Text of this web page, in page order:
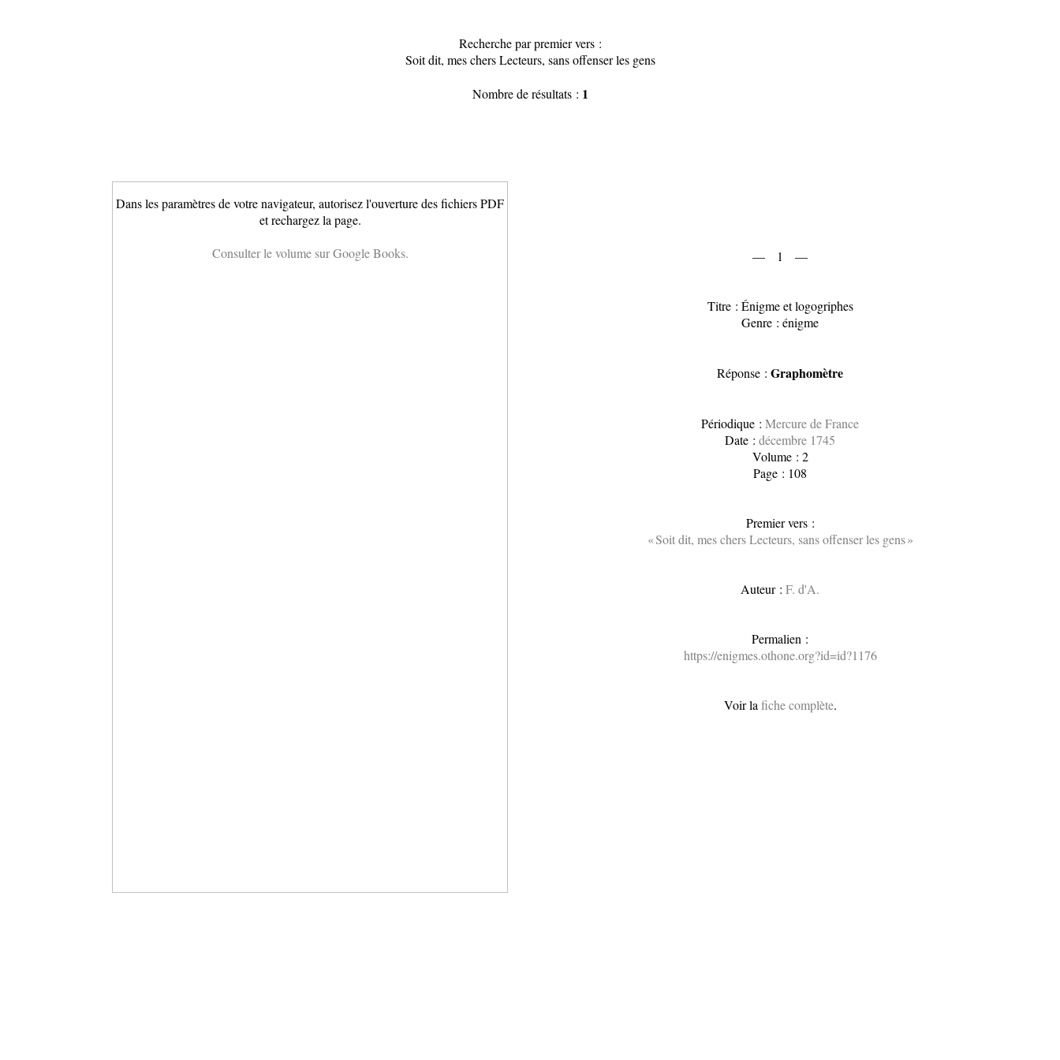
Recherche par premier vers :
Soit dit, mes chers Lecteurs, sans offenser les gens
Nombre de résultats : 1
Dans les paramètres de votre navigateur, autorisez l'ouverture des fichiers PDF
et rechargez la page.
Consulter le volume sur Google Books.
— 1 —
Titre : Énigme et logogriphes
Genre : énigme
Réponse :Graphomètre
Périodique :Mercure de France
Date :décembre 1745
Volume : 2
Page : 108
Premier vers :
« Soit dit, mes chers Lecteurs, sans offenser les gens »
Auteur :F. d'A.
Permalien :
https://enigmes.othone.org?id=id?1176
Voir la fiche complète.